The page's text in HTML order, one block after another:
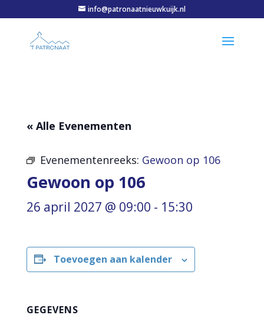
info@patronaatnieuwkuijk.nl
« Alle Evenementen
Evenementenreeks: Gewoon op 106
Gewoon op 106
26 april 2027 @ 09:00 - 15:30
Toevoegen aan kalender
GEGEVENS